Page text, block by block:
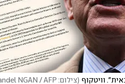
וויטקוף (צילום: REUTERS/Ramadan Abed, Mandel NGAN / AFP